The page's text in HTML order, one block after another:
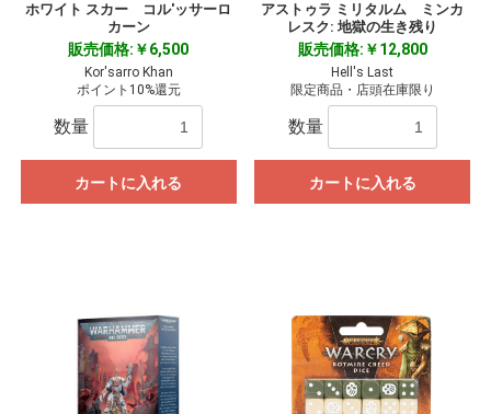
ホワイト スカー コル'ッサーロ
カーン
販売価格:￥6,500
Kor'sarro Khan
ポイント10%還元
数量
カートに入れる
アストゥラ ミリタルム ミンカ
レスク: 地獄の生き残り
販売価格:￥12,800
Hell's Last
限定商品・店頭在庫限り
数量
カートに入れる